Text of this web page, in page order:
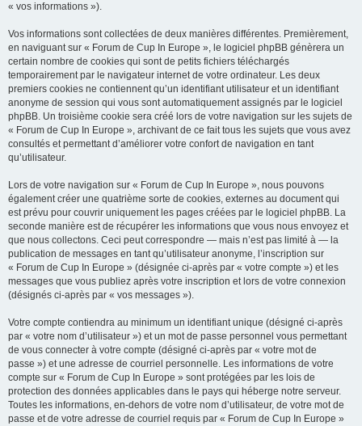
« vos informations »).
Vos informations sont collectées de deux manières différentes. Premièrement,
en naviguant sur « Forum de Cup In Europe », le logiciel phpBB génèrera un
certain nombre de cookies qui sont de petits fichiers téléchargés
temporairement par le navigateur internet de votre ordinateur. Les deux
premiers cookies ne contiennent qu’un identifiant utilisateur et un identifiant
anonyme de session qui vous sont automatiquement assignés par le logiciel
phpBB. Un troisième cookie sera créé lors de votre navigation sur les sujets de
« Forum de Cup In Europe », archivant de ce fait tous les sujets que vous avez
consultés et permettant d’améliorer votre confort de navigation en tant
qu’utilisateur.
Lors de votre navigation sur « Forum de Cup In Europe », nous pouvons
également créer une quatrième sorte de cookies, externes au document qui
est prévu pour couvrir uniquement les pages créées par le logiciel phpBB. La
seconde manière est de récupérer les informations que vous nous envoyez et
que nous collectons. Ceci peut correspondre — mais n’est pas limité à — la
publication de messages en tant qu’utilisateur anonyme, l’inscription sur
« Forum de Cup In Europe » (désignée ci-après par « votre compte ») et les
messages que vous publiez après votre inscription et lors de votre connexion
(désignés ci-après par « vos messages »).
Votre compte contiendra au minimum un identifiant unique (désigné ci-après
par « votre nom d’utilisateur ») et un mot de passe personnel vous permettant
de vous connecter à votre compte (désigné ci-après par « votre mot de
passe ») et une adresse de courriel personnelle. Les informations de votre
compte sur « Forum de Cup In Europe » sont protégées par les lois de
protection des données applicables dans le pays qui héberge notre serveur.
Toutes les informations, en-dehors de votre nom d’utilisateur, de votre mot de
passe et de votre adresse de courriel requis par « Forum de Cup In Europe »